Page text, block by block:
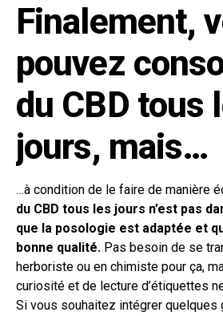
Finalement,
pouvez
du CBD tous
jours, mais…
…à condition de le faire de manière
du CBD tous les jours n’est pas
que la posologie est adaptée et
bonne qualité. Pas besoin de se
herboriste ou en chimiste pour ça,
curiosité et de lecture d’étiquettes
Si vous souhaitez intégrer quelques